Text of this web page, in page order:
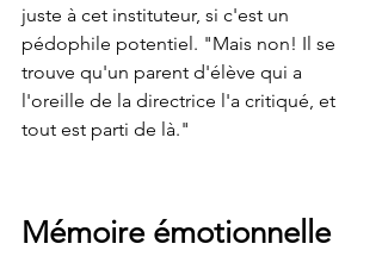
juste à cet instituteur, si c'est un
pédophile potentiel. "Mais non! Il se
trouve qu'un parent d'élève qui a
l'oreille de la directrice l'a critiqué, et
tout est parti de là."
Mémoire émotionnelle